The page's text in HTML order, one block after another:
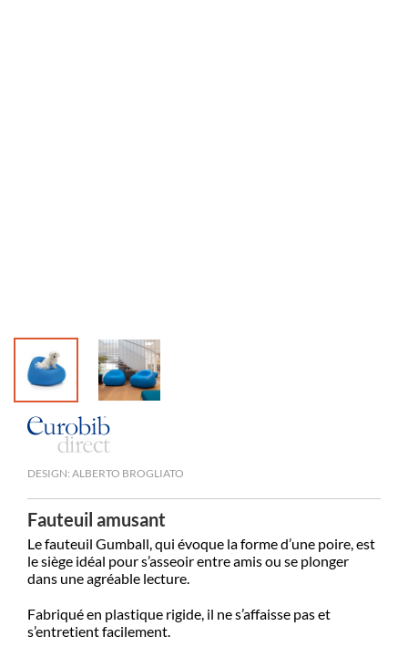
DESIGN: ALBERTO BROGLIATO
Fauteuil amusant
Le fauteuil Gumball, qui évoque la forme d’une poire, est
le siège idéal pour s’asseoir entre amis ou se plonger
dans une agréable lecture.
Fabriqué en plastique rigide, il ne s’affaisse pas et
s’entretient facilement.